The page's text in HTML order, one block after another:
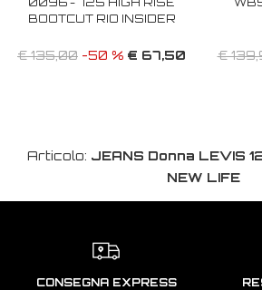
BOOTCUT RIO INSIDER
€ 135,00 -50 % € 67,50 €
Articolo: JEANS Donna LEVIS
NEW LIFE
CONSEGNA EXPRESS